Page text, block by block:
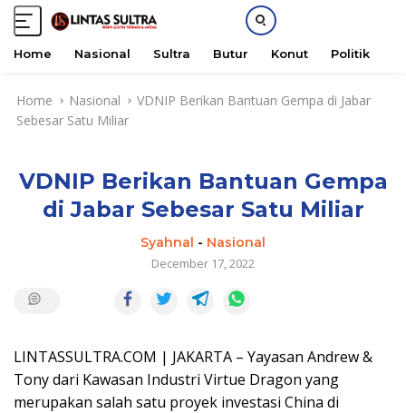
Home Nasional Sultra Butur Konut Politik
Home Nasional
VDNIP Berikan Bantuan Gempa di Jabar
Sebesar Satu Miliar
VDNIP Berikan Bantuan Gempa
di Jabar Sebesar Satu Miliar
Syahnal - Nasional
December 17, 2022
LINTASSULTRA.COM | JAKARTA – Yayasan Andrew &
Tony dari Kawasan Industri Virtue Dragon yang
merupakan salah satu proyek investasi China di